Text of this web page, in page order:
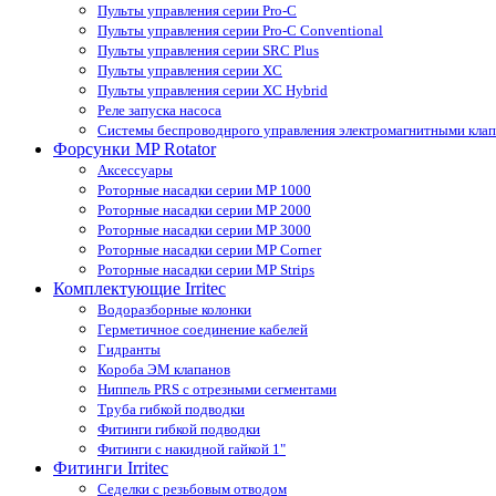
Пульты управления серии Pro-С
Пульты управления серии Pro-С Conventional
Пульты управления серии SRС Plus
Пульты управления серии XС
Пульты управления серии XС Hybrid
Реле запуска насоса
Системы беспроводнрого управления электромагнитными
Форсунки MP Rotator
Аксессуары
Роторные насадки серии MP 1000
Роторные насадки серии MP 2000
Роторные насадки серии MP 3000
Роторные насадки серии MP Corner
Роторные насадки серии MP Strips
Комплектующие Irritec
Водоразборные колонки
Герметичное соединение кабелей
Гидранты
Короба ЭМ клапанов
Ниппель PRS с отрезными сегментами
Труба гибкой подводки
Фитинги гибкой подводки
Фитинги с накидной гайкой 1"
Фитинги Irritec
Седелки с резьбовым отводом